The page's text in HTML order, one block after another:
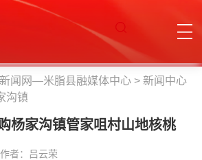
闻网—米脂县融媒体中心 > 新闻中心
沟镇
杨家沟镇管家咀村山地核桃
者：吕云荣